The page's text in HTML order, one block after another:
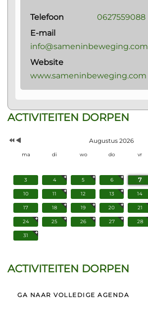
Telefoon
0627559088
E-mail
info@sameninbeweging.com
Website
www.sameninbeweging.com
ACTIVITEITEN DORPEN
Vorig
Jaar
Vorige
Maand
Augustus 2026
ma di wo do vr
3 4 5 6 7
10 11 12 13 14
17 18 19 20 21
24 25 26 27 28
31
ACTIVITEITEN DORPEN
GA NAAR VOLLEDIGE AGENDA